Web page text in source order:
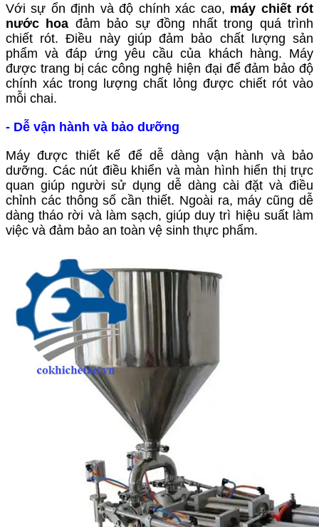
Với sự ổn định và độ chính xác cao, máy chiết rót
nước hoa đảm bảo sự đồng nhất trong quá trình
chiết rót. Điều này giúp đảm bảo chất lượng sản
phẩm và đáp ứng yêu cầu của khách hàng. Máy
được trang bị các công nghệ hiện đại để đảm bảo độ
chính xác trong lượng chất lỏng được chiết rót vào
mỗi chai.
- Dễ vận hành và bảo dưỡng
Máy được thiết kế để dễ dàng vận hành và bảo
dưỡng. Các nút điều khiển và màn hình hiển thị trực
quan giúp người sử dụng dễ dàng cài đặt và điều
chỉnh các thông số cần thiết. Ngoài ra, máy cũng dễ
dàng tháo rời và làm sạch, giúp duy trì hiệu suất làm
việc và đảm bảo an toàn vệ sinh thực phẩm.